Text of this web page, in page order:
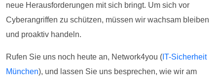
neue Herausforderungen mit sich bringt. Um sich vor
Cyberangriffen zu schützen, müssen wir wachsam bleiben
und proaktiv handeln.
Rufen Sie uns noch heute an, Network4you ( IT-Sicherheit
München), und lassen Sie uns besprechen, wie wir am